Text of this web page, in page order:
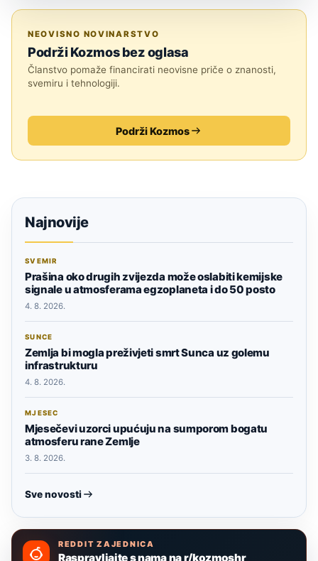
NEOVISNO NOVINARSTVO
Podrži Kozmos bez oglasa
Članstvo pomaže financirati neovisne priče o znanosti,
svemiru i tehnologiji.
Podrži Kozmos
Najnovije
SVEMIR
Prašina oko drugih zvijezda može oslabiti kemijske
signale u atmosferama egzoplaneta i do 50 posto
4. 8. 2026.
SUNCE
Zemlja bi mogla preživjeti smrt Sunca uz golemu
infrastrukturu
4. 8. 2026.
MJESEC
Mjesečevi uzorci upućuju na sumporom bogatu
atmosferu rane Zemlje
3. 8. 2026.
Sve novosti
REDDIT ZAJEDNICA
Raspravljajte s nama na r/kozmoshr